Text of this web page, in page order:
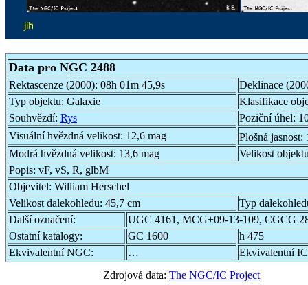
Data pro NGC 2488
Rektascenze (2000): 08h 01m 45,9s
Deklinace
Typ objektu: Galaxie
Klasifikace
Souhvězdí: Rys Poziční úhel:
Visuální hvězdná velikost: 12,6 mag Plošná jasnost:
Modrá hvězdná velikost: 13,6 mag
Velikost
Popis: vF, vS, R, glbM
Objevitel: William Herschel
Velikost dalekohledu: 45,7 cm
Typ
Další označení:
UGC 4161, MCG+09-13-109, CGCG
Ostatní katalogy:
GC 1600
h 475
Ekvivalentní NGC:
…
Ekvivalentní
Zdrojová data: The NGC/IC Project